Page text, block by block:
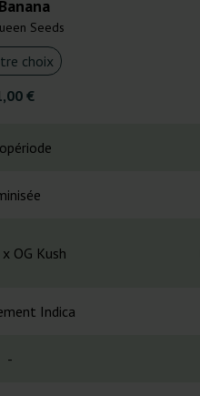
Seeds
choix
€
OG Kush
Indica
-